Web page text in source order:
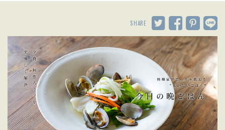
SHARE